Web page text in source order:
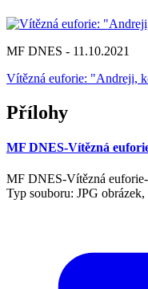
MF DNES - 11.10.2021
Vítězná euforie: "Andreji,
Přílohy
MF DNES-Vítězná
MF DNES-Vítězná
Typ souboru: JPG